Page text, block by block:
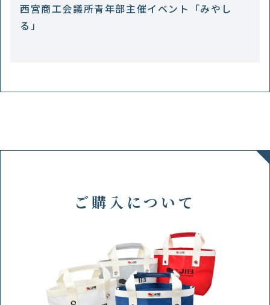
西宮商工会議所青年部主催イベント「みやし
る」
ご購入について